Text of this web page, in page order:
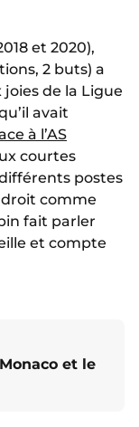
et 2020),
2 buts) a
de la Ligue
avait
à l’AS
courtes
postes
droit comme
fait parler
et compte
et le